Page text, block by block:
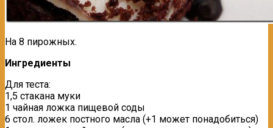
На 8 пирожных.
Ингредиенты
Для теста:
1,5 стакана муки
1 чайная ложка пищевой соды
6 стол. ложек постного масла (+1 может понадобиться)